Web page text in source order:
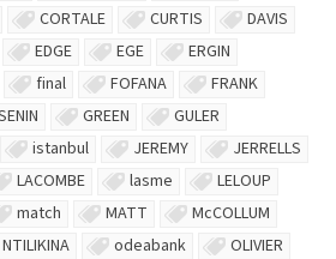
CORTALE CURTIS
DAVIS
EDGE EGE
ERGIN
final FOFANA
FRANK
GREEN
GULER
istanbul JEREMY
JERRELLS
LACOMBE lasme
LELOUP
match MATT
McCOLLUM
NTILIKINA odeabank
OLIVIER